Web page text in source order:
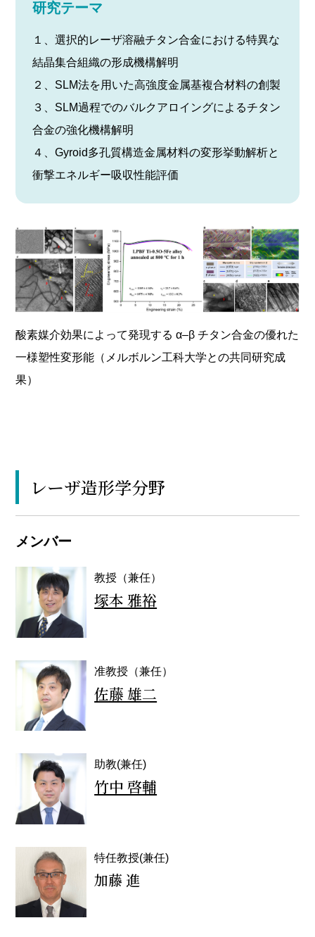
研究テーマ
１、選択的レーザ溶融チタン合金における特異な
結晶集合組織の形成機構解明
２、SLM法を用いた高強度金属基複合材料の創製
３、SLM過程でのバルクアロイングによるチタン
合金の強化機構解明
４、Gyroid多孔質構造金属材料の変形挙動解析と
衝撃エネルギー吸収性能評価
酸素媒介効果によって発現する α–β チタン合金の優れた
一様塑性変形能（メルボルン工科大学との共同研究成
果）
レーザ造形学分野
メンバー
教授（兼任）
塚本 雅裕
准教授（兼任）
佐藤 雄二
助教(兼任)
竹中 啓輔
特任教授(兼任)
加藤 進